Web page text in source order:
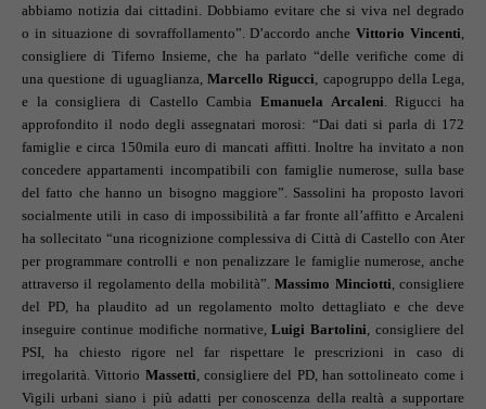
abbiamo notizia dai cittadini. Dobbiamo evitare che si viva nel degrado
o in situazione di sovraffollamento”. D’accordo anche Vittorio Vincenti
consigliere di Tiferno Insieme, che ha parlato “delle verifiche come di
una questione di uguaglianza, Marcello Rigucci , capogruppo della Lega,
e la consigliera di Castello Cambia
Emanuela Arcaleni . Rigucci ha
approfondito il nodo degli assegnatari morosi: “Dai dati si parla di 172
famiglie e circa 150mila euro di mancati affitti. Inoltre ha invitato a non
concedere appartamenti incompatibili con famiglie numerose, sulla base
del fatto che hanno un bisogno maggiore”. Sassolini ha proposto lavori
socialmente utili in caso di impossibilità a far fronte all’affitto e Arcaleni
ha sollecitato “una ricognizione complessiva di Città di Castello con Ater
per programmare controlli e non penalizzare le famiglie numerose, anche
attraverso il regolamento della mobilità”. Massimo Minciotti , consigliere
del PD, ha plaudito ad un regolamento molto dettagliato e che deve
inseguire continue modifiche normative, Luigi Bartolini , consigliere del
PSI, ha chiesto rigore nel far rispettare le prescrizioni in caso di
irregolarità. Vittorio Massetti , consigliere del PD, han sottolineato come i
Vigili urbani siano i più adatti per conoscenza della realtà a supportare